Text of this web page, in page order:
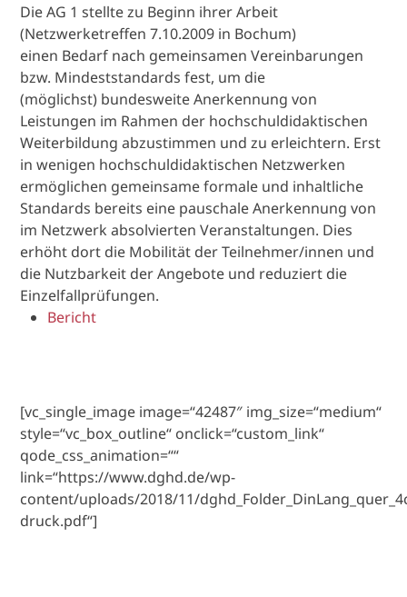
Die AG 1 stellte zu Beginn ihrer Arbeit
(Netzwerketreffen 7.10.2009 in Bochum)
einen Bedarf nach gemeinsamen Vereinbarungen
bzw. Mindeststandards fest, um die
(möglichst) bundesweite Anerkennung von
Leistungen im Rahmen der hochschuldidaktischen
Weiterbildung abzustimmen und zu erleichtern. Erst
in wenigen hochschuldidaktischen Netzwerken
ermöglichen gemeinsame formale und inhaltliche
Standards bereits eine pauschale Anerkennung von
im Netzwerk absolvierten Veranstaltungen. Dies
erhöht dort die Mobilität der Teilnehmer/innen und
die Nutzbarkeit der Angebote und reduziert die
Einzelfallprüfungen.
Bericht
[vc_single_image image=“42487″ img_size=“medium“
style=“vc_box_outline“ onclick=“custom_link“
qode_css_animation=““
link=“https://www.dghd.de/wp-
content/uploads/2018/11/
druck.pdf“]